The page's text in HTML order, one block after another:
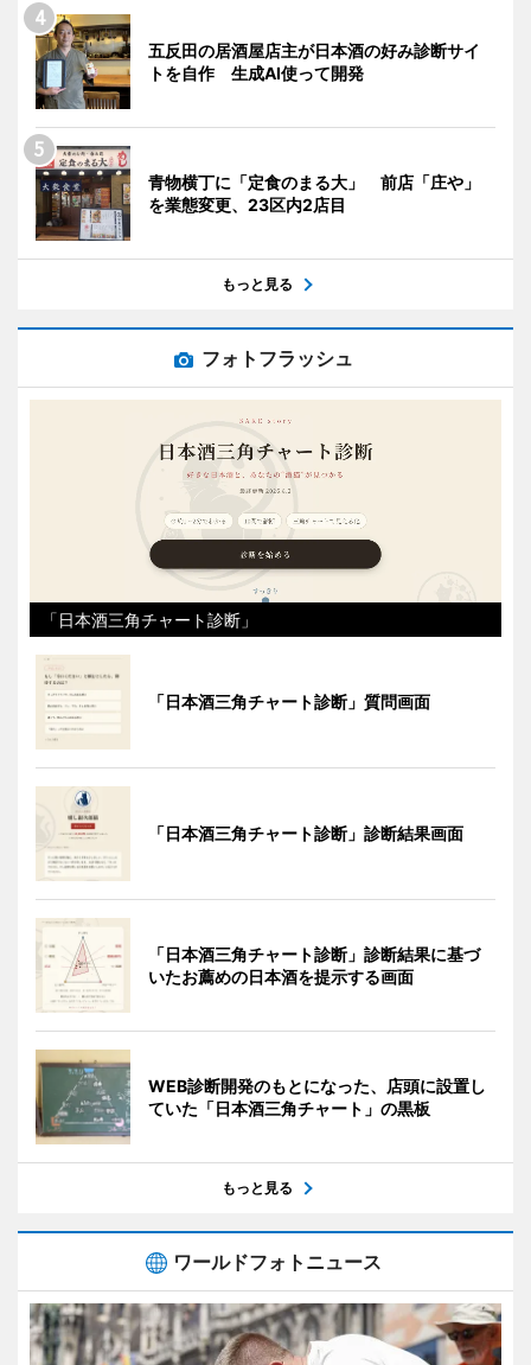
五反田の居酒屋店主が日本酒の好み診断サイ
トを自作 生成AI使って開発
青物横丁に「定食のまる大」 前店「庄や」
を業態変更、23区内2店目
もっと見る
フォトフラッシュ
「日本酒三角チャート診断」
「日本酒三角チャート診断」質問画面
「日本酒三角チャート診断」診断結果画面
「日本酒三角チャート診断」診断結果に基づ
いたお薦めの日本酒を提示する画面
WEB診断開発のもとになった、店頭に設置し
ていた「日本酒三角チャート」の黒板
もっと見る
ワールドフォトニュース